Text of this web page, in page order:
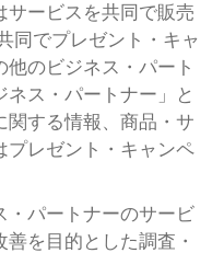
サービスを共同で販売
同でプレゼント・キャ
のビジネス・パート
ス・パートナー」と
関する情報、商品・サ
プレゼント・キャンペ
・パートナーのサービ
を目的とした調査・